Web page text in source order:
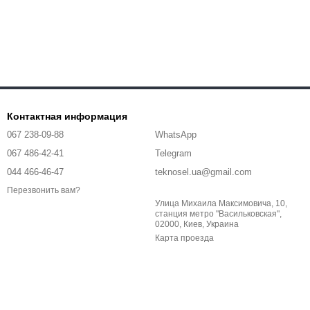
Контактная информация
067 238-09-88
067 486-42-41
044 466-46-47
Перезвонить вам?
WhatsApp
Telegram
teknosel.ua@gmail.com
Улица Михаила Максимовича, 10,
станция метро "Васильковская",
02000, Киев, Украина
Карта проезда